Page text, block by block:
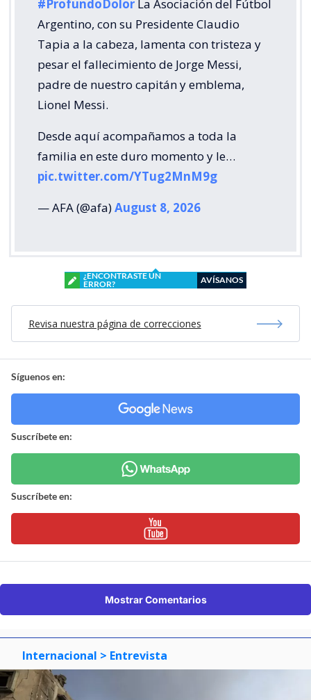
#ProfundoDolor La Asociación del Fútbol
Argentino, con su Presidente Claudio
Tapia a la cabeza, lamenta con tristeza y
pesar el fallecimiento de Jorge Messi,
padre de nuestro capitán y emblema,
Lionel Messi.
Desde aquí acompañamos a toda la
familia en este duro momento y le…
pic.twitter.com/YTug2MnM9g
— AFA (@afa)August 8, 2026
¿ENCONTRASTE UN
ERROR?
AVÍSANOS
Revisa nuestra página de correcciones
Síguenos en:
Suscríbete en:
Suscríbete en:
Mostrar Comentarios
Internacional > Entrevista